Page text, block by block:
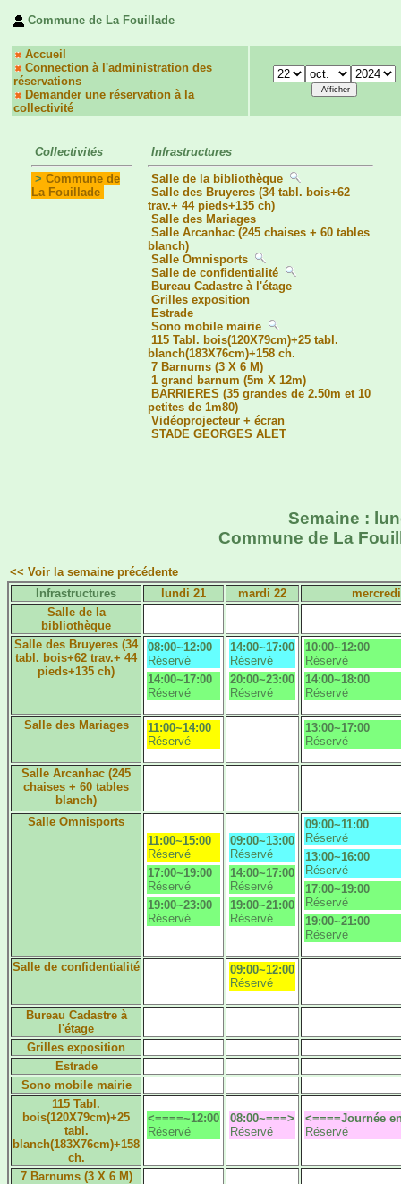
Commune de La Fouillade
Accueil
Connection à l'administration des
réservations
Demander une réservation à la
collectivité
Collectivités
> Commune de
La Fouillade
Infrastructures
Salle de la bibliothèque
Salle des Bruyeres (34 tabl. bois+62
trav.+ 44 pieds+135 ch)
Salle des Mariages
Salle Arcanhac (245 chaises + 60 tables
blanch)
Salle Omnisports
Salle de confidentialité
Bureau Cadastre à l'étage
Grilles exposition
Estrade
Sono mobile mairie
115 Tabl. bois(120X79cm)+25 tabl.
blanch(183X76cm)+158 ch.
7 Barnums (3 X 6 M)
1 grand barnum (5m X 12m)
BARRIERES (35 grandes de 2.50m et 10
petites de 1m80)
Vidéoprojecteur + écran
STADE GEORGES ALET
Semaine :
Commune de La
<< Voir la semaine précédente
Infrastructures
lundi 21 mardi 22
Salle de la
bibliothèque
Salle des Bruyeres (34
tabl. bois+62 trav.+ 44
pieds+135 ch)
08:00~12:00
Réservé
14:00~17:00
Réservé
14:00~17:00
Réservé
20:00~23:00
Réservé
10:00~12:00
Réservé
14:00~18:00
Réservé
Salle des Mariages
11:00~14:00
Réservé
13:00~17:00
Réservé
Salle Arcanhac (245
chaises + 60 tables
blanch)
Salle Omnisports
11:00~15:00
Réservé
17:00~19:00
Réservé
19:00~23:00
Réservé
09:00~13:00
Réservé
14:00~17:00
Réservé
19:00~21:00
Réservé
09:00~11:00
Réservé
13:00~16:00
Réservé
17:00~19:00
Réservé
19:00~21:00
Réservé
Salle de confidentialité
09:00~12:00
Réservé
Bureau Cadastre à
l'étage
Grilles exposition
Estrade
Sono mobile mairie
115 Tabl.
bois(120X79cm)+25
tabl.
blanch(183X76cm)+158
ch.
<====~12:00
Réservé
08:00~===>
Réservé
<====Journée
Réservé
7 Barnums (3 X 6 M)